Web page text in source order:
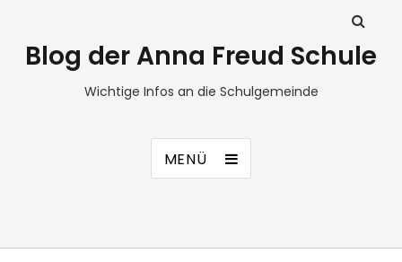
Blog der Anna Freud Schule
Wichtige Infos an die Schulgemeinde
MENÜ